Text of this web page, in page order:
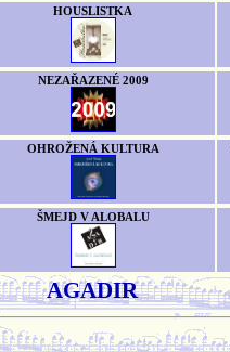
HOUSLISTKA
NEZAŘAZENÉ 2009
OHROŽENÁ KULTURA
ŠMEJD V ALOBALU
AGADIR